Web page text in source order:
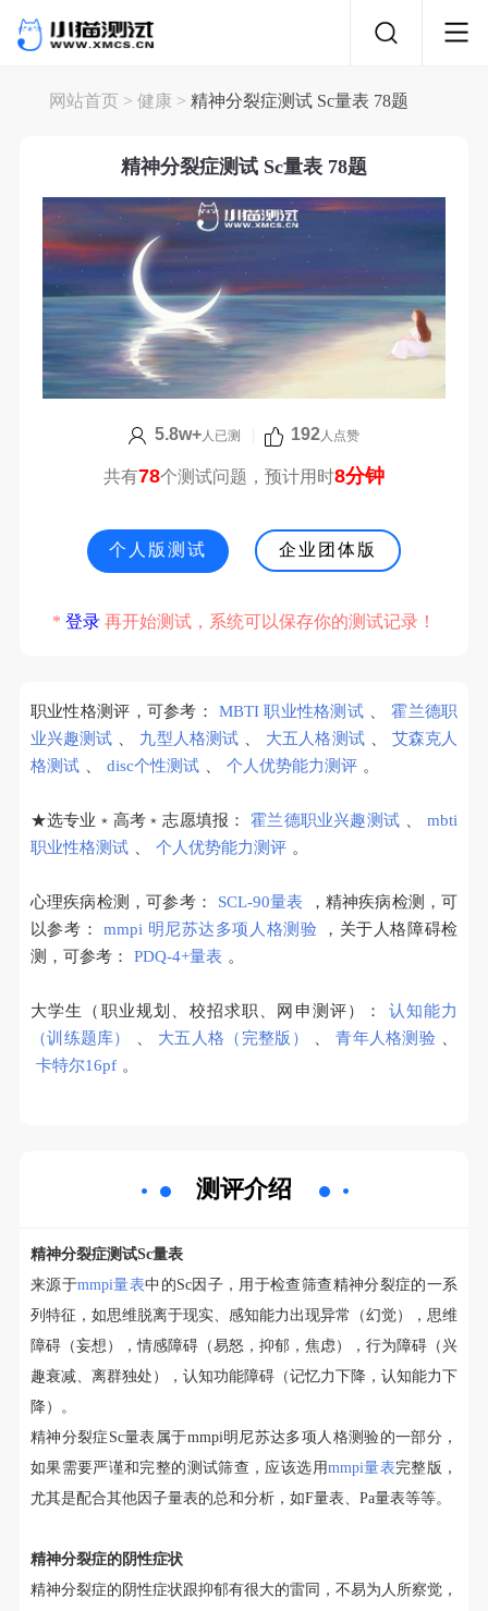
网站首页 > 健康 > 精神分裂症测试 Sc量表 78题
精神分裂症测试 Sc量表 78题
5.8w+人已测 192人点赞
共有78个测试问题，预计用时8分钟
个人版测试 企业团体版
* 登录 再开始测试，系统可以保存你的测试记录！
职业性格测评，可参考： MBTI 职业性格测试 、
霍兰德职
业兴趣测试 、 九型人格测试 、 大五人格测试 、
艾森克人
格测试 、 disc个性测试 、 个人优势能力测评 。
★选专业﹡高考﹡志愿填报： 霍兰德职业兴趣测试 、
mbti
职业性格测试 、 个人优势能力测评 。
心理疾病检测，可参考： SCL-90量表
，精神疾病检测，可
以参考：
mmpi 明尼苏达多项人格测验
，关于人格障碍检
测，可参考：
PDQ-4+量表 。
大学生（职业规划、校招求职、网申测评）：
认知能力
（训练题库）
、 大五人格（完整版） 、 青年人格测验 、
卡特尔16pf 。
测评介绍
精神分裂症测试Sc量表
来源于mmpi量表中的Sc因子，用于检查筛查精神分裂症的一系
列特征，如思维脱离于现实、感知能力出现异常（幻觉），思维
障碍（妄想），情感障碍（易怒，抑郁，焦虑），行为障碍（兴
趣衰减、离群独处），认知功能障碍（记忆力下降，认知能力下
降）。
精神分裂症Sc量表属于mmpi明尼苏达多项人格测验的一部分，
如果需要严谨和完整的测试筛查，应该选用mmpi量表完整版，
尤其是配合其他因子量表的总和分析，如F量表、Pa量表等等。
精神分裂症的阴性症状
精神分裂症的阴性症状跟抑郁有很大的雷同，不易为人所察觉，